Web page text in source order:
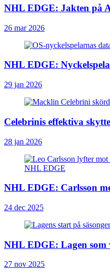
NHL EDGE: Jakten på
26 mar 2026
NHL EDGE:
29 jan 2026
Celebrinis effektiva
28 jan 2026
NHL EDGE: Carlsson
24 dec 2025
NHL EDGE: Lagen
27 nov 2025